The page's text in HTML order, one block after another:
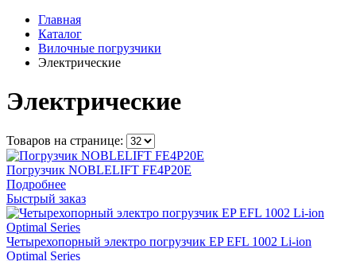
Главная
Каталог
Вилочные погрузчики
Электрические
Электрические
Товаров на странице:
Погрузчик NOBLELIFT FE4P20E
Подробнее
Быстрый заказ
Четырехопорный электро погрузчик EP EFL 1002 Li-ion
Optimal Series